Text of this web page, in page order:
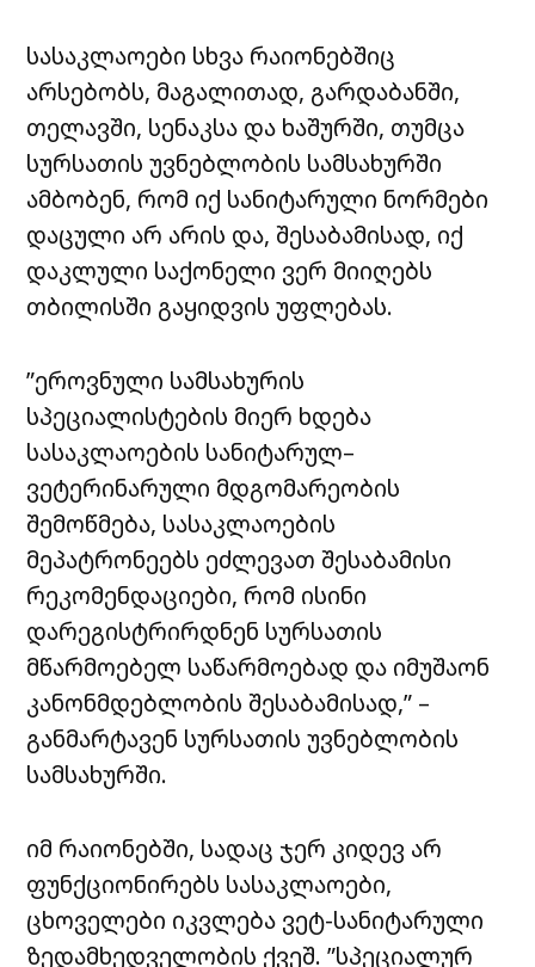
სასაკლაოები სხვა რაიონებშიც
არსებობს, მაგალითად, გარდაბანში,
თელავში, სენაკსა და ხაშურში, თუმცა
სურსათის უვნებლობის სამსახურში
ამბობენ, რომ იქ სანიტარული ნორმები
დაცული არ არის და, შესაბამისად, იქ
დაკლული საქონელი ვერ მიიღებს
თბილისში გაყიდვის უფლებას.
”ეროვნული სამსახურის
სპეციალისტების მიერ ხდება
სასაკლაოების სანიტარულ–
ვეტერინარული მდგომარეობის
შემოწმება, სასაკლაოების
მეპატრონეებს ეძლევათ შესაბამისი
რეკომენდაციები, რომ ისინი
დარეგისტრირდნენ სურსათის
მწარმოებელ საწარმოებად და იმუშაონ
კანონმდებლობის შესაბამისად,” –
განმარტავენ სურსათის უვნებლობის
სამსახურში.
იმ რაიონებში, სადაც ჯერ კიდევ არ
ფუნქციონირებს სასაკლაოები,
ცხოველები იკვლება ვეტ-სანიტარული
ზედამხედველობის ქვეშ. ”სპეციალურ